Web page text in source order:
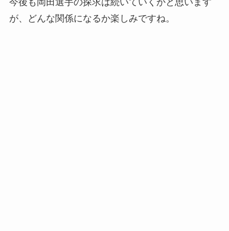
今後も岡田選手の探求は続いていくかと思います
が、どんな関係になるか楽しみですね。